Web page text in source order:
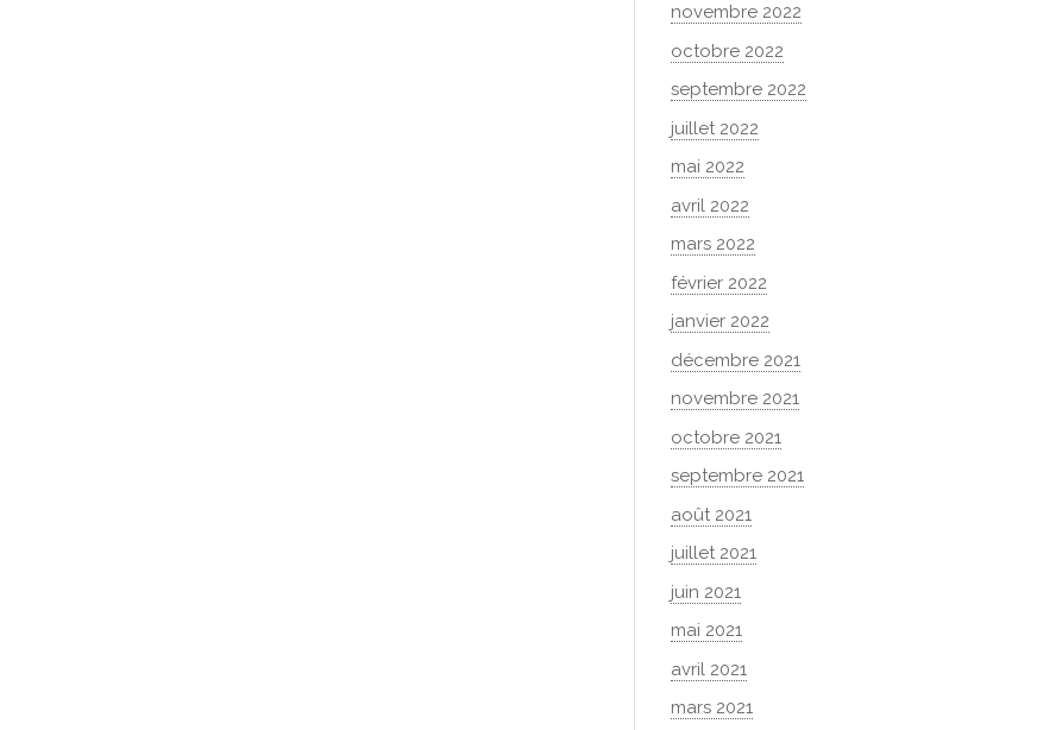
novembre 2022
octobre 2022
septembre 2022
juillet 2022
mai 2022
avril 2022
mars 2022
février 2022
janvier 2022
décembre 2021
novembre 2021
octobre 2021
septembre 2021
août 2021
juillet 2021
juin 2021
mai 2021
avril 2021
mars 2021